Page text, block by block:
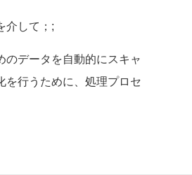
介して；;
のデータを自動的にスキャ
を行うために、処理プロセ